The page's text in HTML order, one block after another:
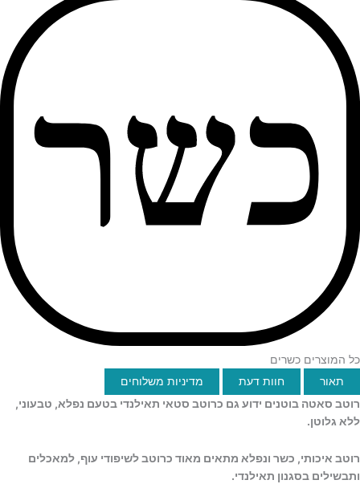
כל המוצרים כשרים
תאור
חוות דעת
מדיניות משלוחים
רוטב סאטה בוטנים ידוע גם כרוטב סטאי תאילנדי בטעם נפלא, טבעוני,
ללא גלוטן.
רוטב איכותי, כשר ונפלא מתאים מאוד כרוטב לשיפודי עוף, למאכלים
ותבשילים בסגנון תאילנדי.